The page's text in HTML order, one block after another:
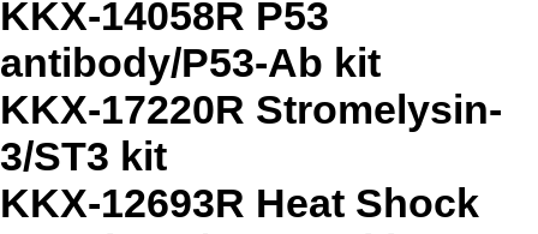
KKX-14058R P53
antibody/P53-Ab kit
KKX-17220R Stromelysin-
3/ST3 kit
KKX-12693R Heat Shock